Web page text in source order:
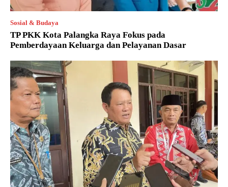
Sosial & Budaya
TP PKK Kota Palangka Raya Fokus pada
Pemberdayaan Keluarga dan Pelayanan Dasar